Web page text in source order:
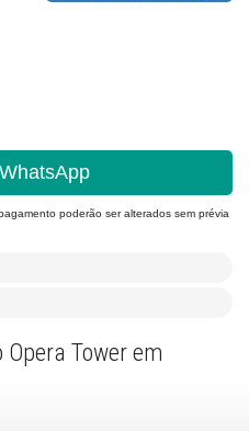
poderão ser alterados sem prévia
Tower em